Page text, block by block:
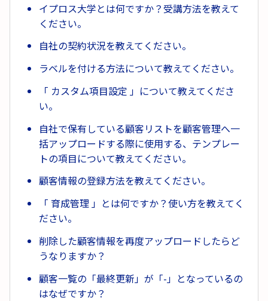
イプロス大学とは何ですか？受講方法を教えて
ください。
自社の契約状況を教えてください。
ラベルを付ける方法について教えてください。
「 カスタム項目設定 」について教えてくださ
い。
自社で保有している顧客リストを顧客管理へ一
括アップロードする際に使用する、テンプレー
トの項目について教えてください。
顧客情報の登録方法を教えてください。
「 育成管理 」とは何ですか？使い方を教えてく
ださい。
削除した顧客情報を再度アップロードしたらど
うなりますか？
顧客一覧の「最終更新」が「-」となっているの
はなぜですか？